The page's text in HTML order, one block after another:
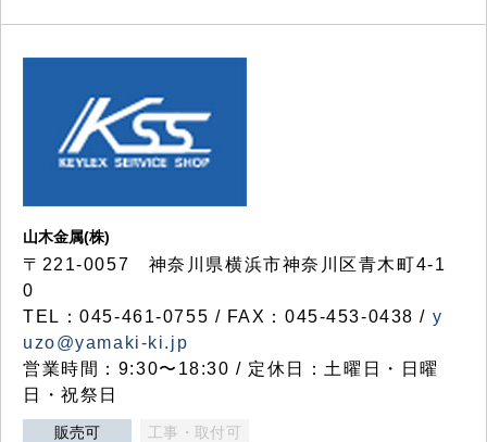
山木金属(株)
〒221-0057 神奈川県横浜市神奈川区青木町4-1
0
TEL：045-461-0755 / FAX：045-453-0438 / y
uzo@yamaki-ki.jp
営業時間：9:30〜18:30 / 定休日：土曜日・日曜
日・祝祭日
販売可 工事・取付可